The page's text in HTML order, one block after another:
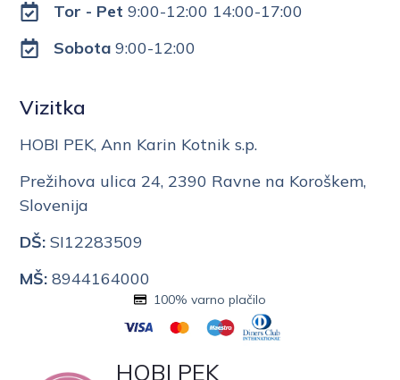
Tor - Pet 9:00-12:00 14:00-17:00
Sobota9:00-12:00
Vizitka
HOBI PEK, Ann Karin Kotnik s.p.
Prežihova ulica 24, 2390 Ravne na Koroškem,
Slovenija
DŠ: SI12283509
MŠ: 8944164000
HOBI PEK
100% varno plačilo